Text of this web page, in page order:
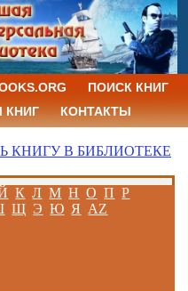
ПОИСК КНИГ
КНИГ
КОНТАКТЫ
КНИГУ В БИБЛИОТЕКЕ
К Л М Н О П Р
Щ Э Ю Я AZ